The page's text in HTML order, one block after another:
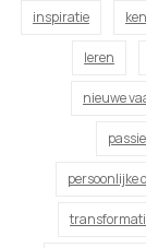
inspiratie
leren
nieuwe
persoonlijke